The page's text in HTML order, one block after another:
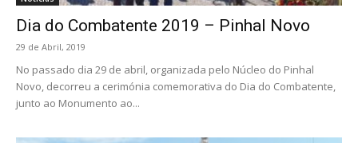
Dia do Combatente 2019 – Pinhal Novo
29 de Abril, 2019
No passado dia 29 de abril, organizada pelo Núcleo do Pinhal
Novo, decorreu a cerimónia comemorativa do Dia do Combatente,
junto ao Monumento ao...